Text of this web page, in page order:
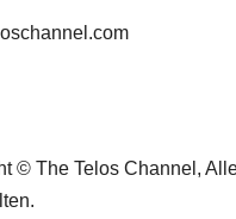
© The Telos Channel,